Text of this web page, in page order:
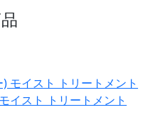
イスト トリートメント